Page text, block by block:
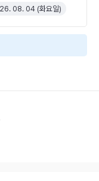
08. 04 (화요일)